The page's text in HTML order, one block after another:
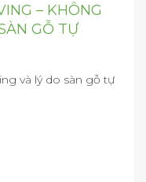
– KHÔNG
GỖ TỰ
và lý do sàn gỗ tự